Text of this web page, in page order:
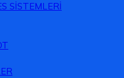
SİSTEMLERİ